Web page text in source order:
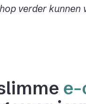
verder kunnen
e-